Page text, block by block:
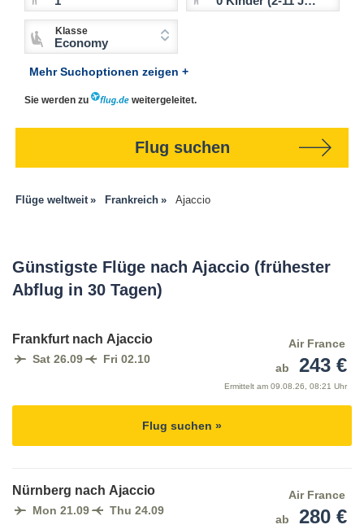
Klasse
Economy
Mehr Suchoptionen zeigen +
Sie werden zu weitergeleitet.
Flug suchen
Flüge weltweit Frankreich Ajaccio
Günstigste Flüge nach Ajaccio (frühester
Abflug in 30 Tagen)
Frankfurt nach Ajaccio
Sat 26.09 Fri 02.10
Air France
ab
243 €
Ermittelt am 09.08.26, 08:21 Uhr
Flug suchen »
Nürnberg nach Ajaccio
Mon 21.09 Thu 24.09
Air France
ab
280 €